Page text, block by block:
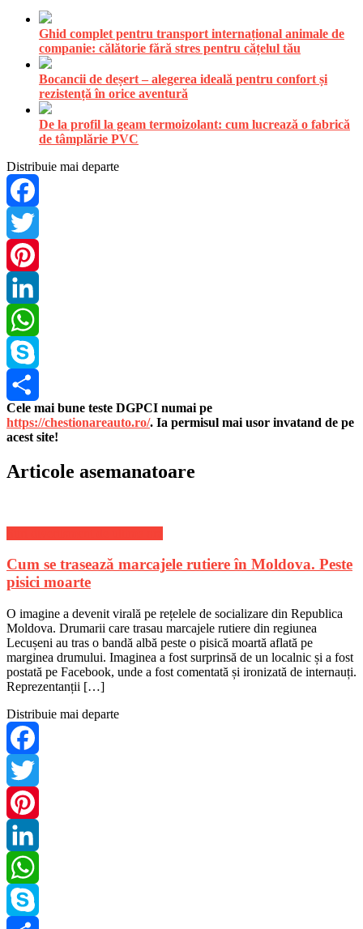
Ghid complet pentru transport internațional animale de
companie: călătorie fără stres pentru cățelul tău
Bocancii de deșert – alegerea ideală pentru confort și
rezistență în orice aventură
De la profil la geam termoizolant: cum lucrează o fabrică
de tâmplărie PVC
Distribuie mai departe
Facebook
Twitter
Pinterest
LinkedIn
WhatsApp
Skype
Share
Cele mai bune teste DGPCI numai pe
https://chestionareauto.ro/. Ia permisul mai usor invatand de pe
acest site!
Articole asemanatoare
Cum se trasează marcajele rutiere în Moldova. Peste
pisici moarte
O imagine a devenit virală pe rețelele de socializare din Republica
Moldova. Drumarii care trasau marcajele rutiere din regiunea
Lecușeni au tras o bandă albă peste o pisică moartă aflată pe
marginea drumului. Imaginea a fost surprinsă de un localnic și a fost
postată pe Facebook, unde a fost comentată și ironizată de internauți.
Reprezentanții […]
Distribuie mai departe
Facebook
Twitter
Pinterest
LinkedIn
WhatsApp